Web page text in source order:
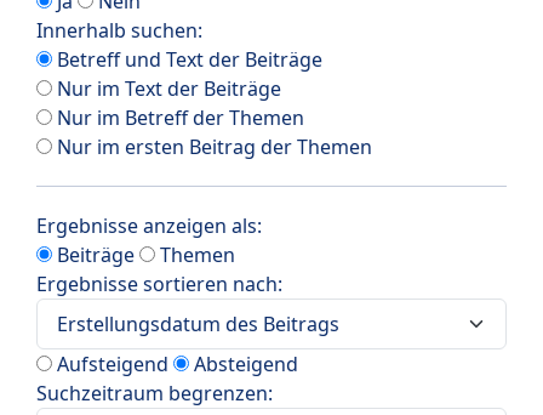
Innerhalb suchen:
Betreff und Text der Beiträge
Nur im Text der Beiträge
Nur im Betreff der Themen
Nur im ersten Beitrag der Themen
Ergebnisse anzeigen als:
Beiträge
Themen
Ergebnisse sortieren nach:
Aufsteigend
Absteigend
Suchzeitraum begrenzen: